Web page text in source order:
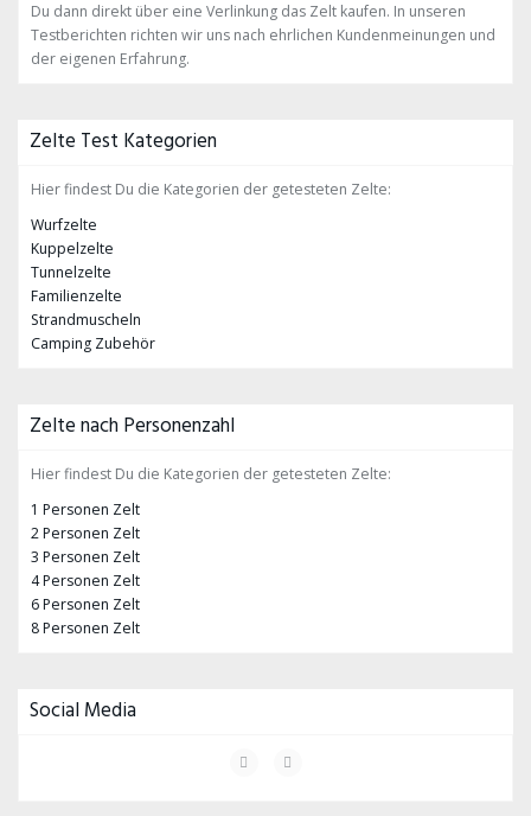
Du dann direkt über eine Verlinkung das Zelt kaufen. In unseren
Testberichten richten wir uns nach ehrlichen Kundenmeinungen und
der eigenen Erfahrung.
Zelte Test Kategorien
Hier findest Du die Kategorien der getesteten Zelte:
Wurfzelte
Kuppelzelte
Tunnelzelte
Familienzelte
Strandmuscheln
Camping Zubehör
Zelte nach Personenzahl
Hier findest Du die Kategorien der getesteten Zelte:
1 Personen Zelt
2 Personen Zelt
3 Personen Zelt
4 Personen Zelt
6 Personen Zelt
8 Personen Zelt
Social Media